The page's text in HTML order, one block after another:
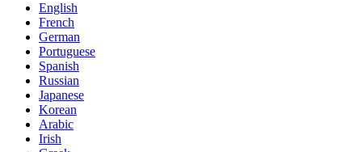
English
French
German
Portuguese
Spanish
Russian
Japanese
Korean
Arabic
Irish